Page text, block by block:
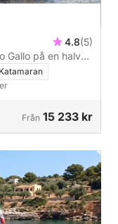
4.8(5)
Gallo på en halv
Katamaran
Från 15 233 kr